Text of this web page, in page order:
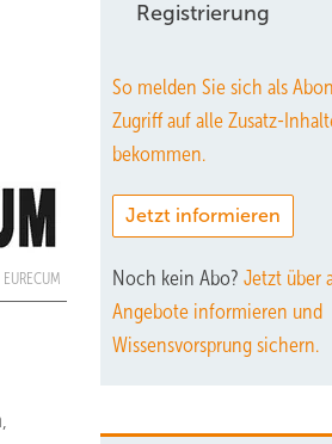
EURECUM
Registrierung
So melden Sie sich als
Zugriff auf alle Zusatz-
bekommen.
Jetzt informieren
Noch kein Abo? Jetzt über
Angebote informieren und
Wissensvorsprung sichern.